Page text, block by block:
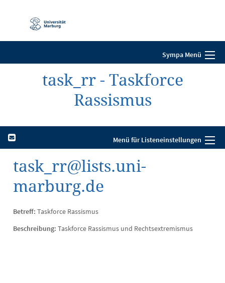
Navigation
Sympa Menü
task_rr - Taskforce
Rassismus
Menü für Listeneinstellungen
task_rr@lists.uni-
marburg.de
Betreff: Taskforce Rassismus
Beschreibung: Taskforce Rassismus und Rechtsextremismus